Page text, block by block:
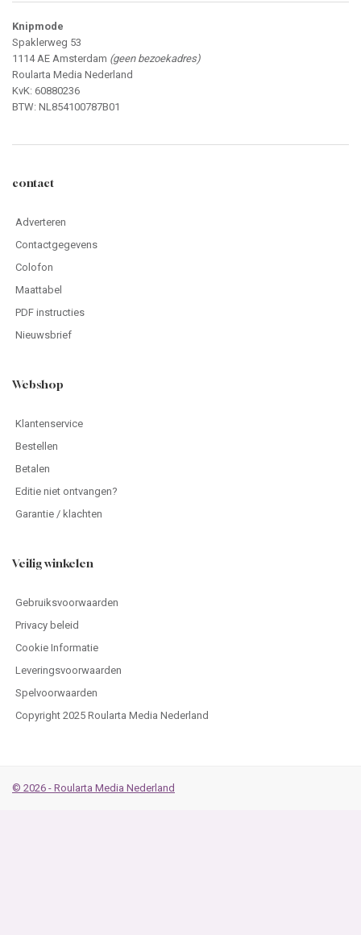
Knipmode
Spaklerweg 53
1114 AE Amsterdam (geen bezoekadres)
Roularta Media Nederland
KvK: 60880236
BTW: NL854100787B01
contact
Adverteren
Contactgegevens
Colofon
Maattabel
PDF instructies
Nieuwsbrief
Webshop
Klantenservice
Bestellen
Betalen
Editie niet ontvangen?
Garantie / klachten
Veilig winkelen
Gebruiksvoorwaarden
Privacy beleid
Cookie Informatie
Leveringsvoorwaarden
Spelvoorwaarden
Copyright 2025 Roularta Media Nederland
© 2026 - Roularta Media Nederland